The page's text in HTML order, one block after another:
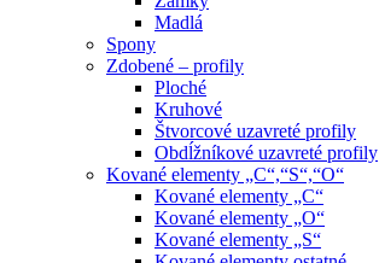
Madlá
Spony
Zdobené – profily
Ploché
Kruhové
Štvorcové uzavreté profily
Obdĺžníkové uzavreté profily
Kované elementy „C“,“S“,“O“
Kované elementy „C“
Kované elementy „O“
Kované elementy „S“